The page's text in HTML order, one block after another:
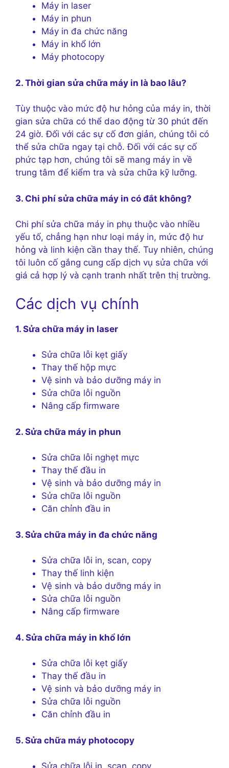
Máy in laser
Máy in phun
Máy in đa chức năng
Máy in khổ lớn
Máy photocopy
2. Thời gian sửa chữa máy in là bao lâu?
Tùy thuộc vào mức độ hư hỏng của máy in, thời
gian sửa chữa có thể dao động từ 30 phút đến
24 giờ. Đối với các sự cố đơn giản, chúng tôi có
thể sửa chữa ngay tại chỗ. Đối với các sự cố
phức tạp hơn, chúng tôi sẽ mang máy in về
trung tâm để kiểm tra và sửa chữa kỹ lưỡng.
3. Chi phí sửa chữa máy in có đắt không?
Chi phí sửa chữa máy in phụ thuộc vào nhiều
yếu tố, chẳng hạn như loại máy in, mức độ hư
hỏng và linh kiện cần thay thế. Tuy nhiên, chúng
tôi luôn cố gắng cung cấp dịch vụ sửa chữa với
giá cả hợp lý và cạnh tranh nhất trên thị trường.
Các dịch vụ chính
1. Sửa chữa máy in laser
Sửa chữa lỗi kẹt giấy
Thay thế hộp mực
Vệ sinh và bảo dưỡng máy in
Sửa chữa lỗi nguồn
Nâng cấp firmware
2. Sửa chữa máy in phun
Sửa chữa lỗi nghẹt mực
Thay thế đầu in
Vệ sinh và bảo dưỡng máy in
Sửa chữa lỗi nguồn
Căn chỉnh đầu in
3. Sửa chữa máy in đa chức năng
Sửa chữa lỗi in, scan, copy
Thay thế linh kiện
Vệ sinh và bảo dưỡng máy in
Sửa chữa lỗi nguồn
Nâng cấp firmware
4. Sửa chữa máy in khổ lớn
Sửa chữa lỗi kẹt giấy
Thay thế đầu in
Vệ sinh và bảo dưỡng máy in
Sửa chữa lỗi nguồn
Căn chỉnh đầu in
5. Sửa chữa máy photocopy